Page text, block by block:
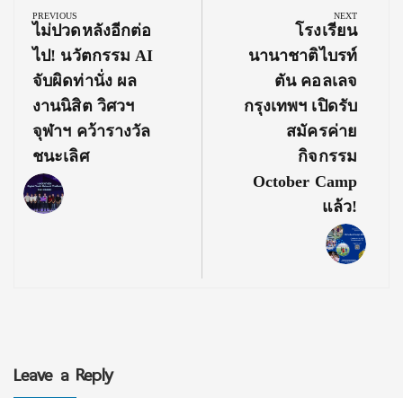
navigation
PREVIOUS
Previous
Post:
ไม่ปวดหลังอีกต่อ
ไป! นวัตกรรม AI
จับผิดท่านั่ง ผล
งานนิสิต วิศวฯ
จุฬาฯ คว้ารางวัล
ชนะเลิศ
NEXT
Next
Post:
โรงเรียน
นานาชาติไบรท์
ตัน คอลเลจ
กรุงเทพฯ เปิดรับ
สมัครค่าย
กิจกรรม
October Camp
แล้ว!
Leave a Reply